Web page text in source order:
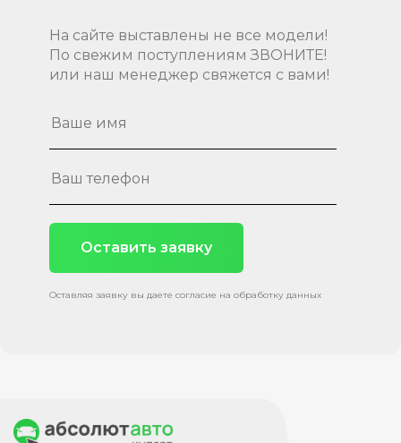
На сайте выставлены не все модели!
По свежим поступлениям ЗВОНИТЕ!
или наш менеджер свяжется с вами!
Оставить заявку
Оставляя заявку вы даете согласие на обработку данных